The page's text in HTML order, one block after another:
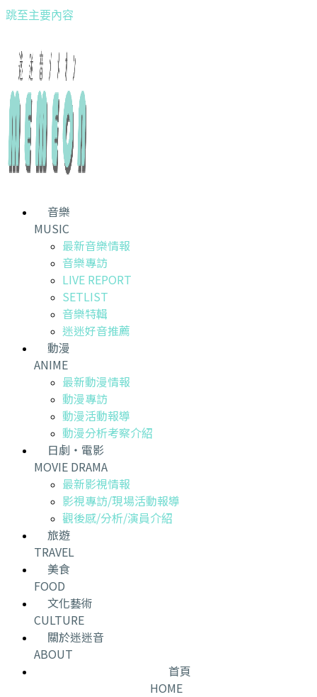
跳至主要內容
音樂
MUSIC
最新音樂情報
音樂專訪
LIVE REPORT
SETLIST
音樂特輯
迷迷好音推薦
動漫
ANIME
最新動漫情報
動漫專訪
動漫活動報導
動漫分析考察介紹
日劇・電影
MOVIE DRAMA
最新影視情報
影視專訪/現場活動報導
觀後感/分析/演員介紹
旅遊
TRAVEL
美食
FOOD
文化藝術
CULTURE
關於迷迷音
ABOUT
首頁
HOME